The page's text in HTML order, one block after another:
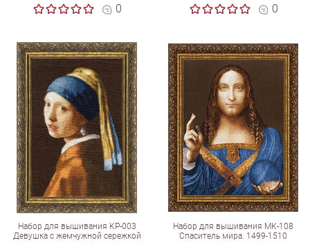
0 0
Набор для вышивания КР-003
Девушка с жемчужной сережкой
Набор для вышивания МК-108
Спаситель мира. 1499-1510